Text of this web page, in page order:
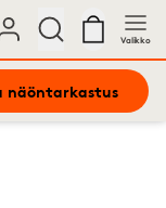
Valikko
näöntarkastus